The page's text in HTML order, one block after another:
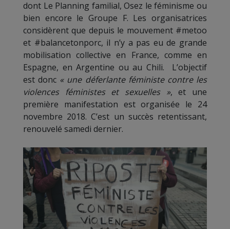
dont Le Planning familial, Osez le féminisme ou
bien encore le Groupe F. Les organisatrices
considèrent que depuis le mouvement #metoo
et #balancetonporc, il n’y a pas eu de grande
mobilisation collective en France, comme en
Espagne, en Argentine ou au Chili. L’objectif
est donc « une déferlante féministe contre les
violences féministes et sexuelles », et une
première manifestation est organisée le 24
novembre 2018. C’est un succès retentissant,
renouvelé samedi dernier.